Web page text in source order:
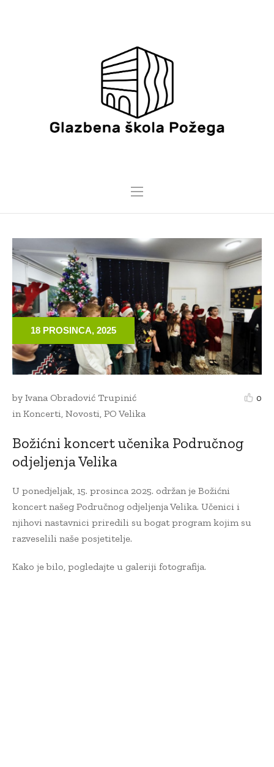
18 PROSINCA, 2025
0
by Ivana Obradović Trupinić
inKoncerti, Novosti, PO Velika
Božićni koncert učenika Područnog
odjeljenja Velika
U ponedjeljak, 15. prosinca 2025. održan je Božićni
koncert našeg Područnog odjeljenja Velika. Učenici i
njihovi nastavnici priredili su bogat program kojim su
razveselili naše posjetitelje.
Kako je bilo, pogledajte u galeriji fotografija.